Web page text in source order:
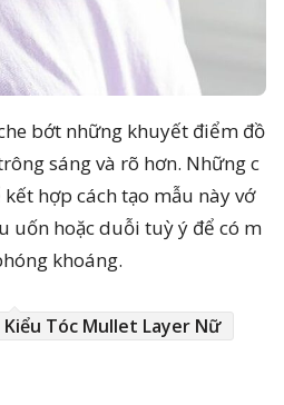
bớt những khuyết điểm đồ
sáng và rõ hơn. Những c
hợp cách tạo mẫu này vớ
uốn hoặc duỗi tuỳ ý để có m
khoáng.
Kiểu Tóc Mullet Layer Nữ